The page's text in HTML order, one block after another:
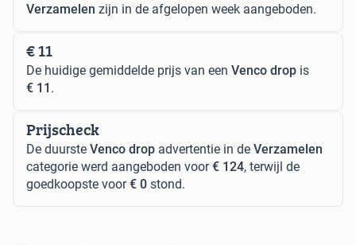
Verzamelen zijn in de afgelopen week aangeboden.
€ 11
De huidige gemiddelde prijs van een Venco drop is
€ 11 .
Prijscheck
De duurste Venco drop advertentie in de Verzamelen
categorie werd aangeboden voor€ 124, terwijl de
goedkoopste voor€ 0 stond.